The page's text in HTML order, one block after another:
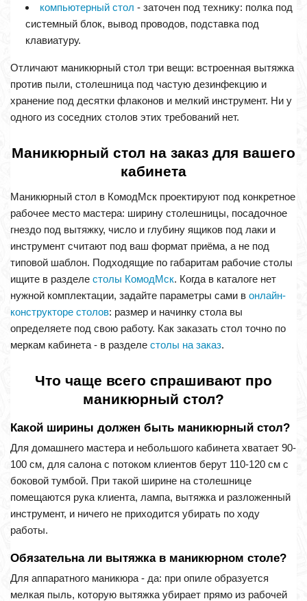
компьютерный стол - заточен под технику: полка под
системный блок, вывод проводов, подставка под
клавиатуру.
Отличают маникюрный стол три вещи: встроенная вытяжка
против пыли, столешница под частую дезинфекцию и
хранение под десятки флаконов и мелкий инструмент. Ни у
одного из соседних столов этих требований нет.
Маникюрный стол на заказ для вашего
кабинета
Маникюрный стол в КомодМск проектируют под конкретное
рабочее место мастера: ширину столешницы, посадочное
гнездо под вытяжку, число и глубину ящиков под лаки и
инструмент считают под ваш формат приёма, а не под
типовой шаблон. Подходящие по габаритам рабочие столы
ищите в разделе столы КомодМск. Когда в каталоге нет
нужной комплектации, задайте параметры сами в онлайн-
конструкторе столов: размер и начинку стола вы
определяете под свою работу. Как заказать стол точно по
меркам кабинета - в разделе столы на заказ.
Что чаще всего спрашивают про
маникюрный стол?
Какой ширины должен быть маникюрный стол?
Для домашнего мастера и небольшого кабинета хватает 90-
100 см, для салона с потоком клиентов берут 110-120 см с
боковой тумбой. При такой ширине на столешнице
помещаются рука клиента, лампа, вытяжка и разложенный
инструмент, и ничего не приходится убирать по ходу
работы.
Обязательна ли вытяжка в маникюрном столе?
Для аппаратного маникюра - да: при опиле образуется
мелкая пыль, которую вытяжка убирает прямо из рабочей